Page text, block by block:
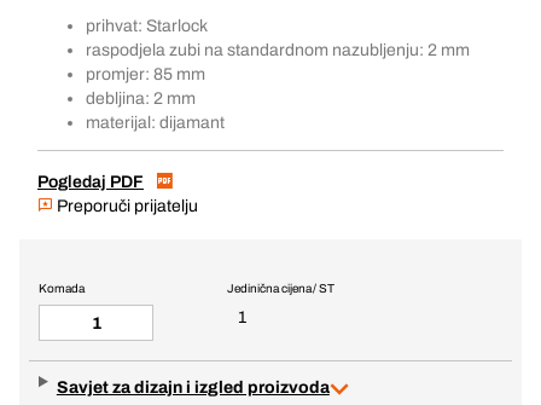
prihvat: Starlock
raspodjela zubi na standardnom nazubljenju: 2 mm
promjer: 85 mm
debljina: 2 mm
materijal: dijamant
Pogledaj PDF
Preporuči prijatelju
Jedinična cijena / ST
1
Komada
Savjet za dizajn i izgled proizvoda